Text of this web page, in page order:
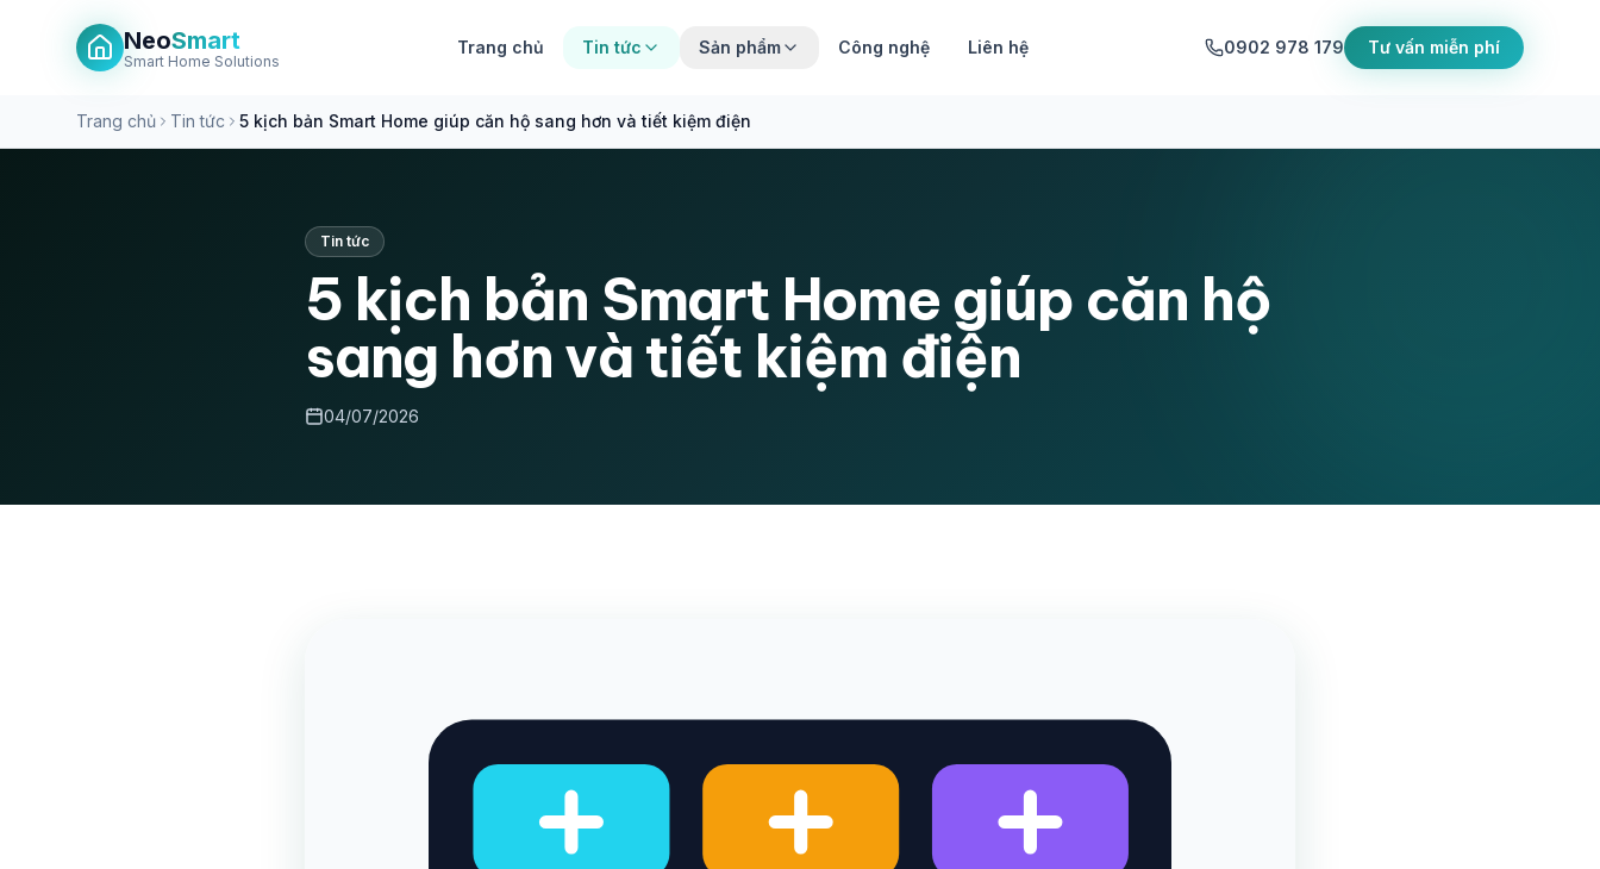
NeoSmart
Smart Home Solutions
Trang chủ Tin tức Sản phẩm Công nghệ Liên hệ 0902 978 179 Tư vấn miễn phí
Trang chủ Tin tức 5 kịch bản Smart Home giúp căn hộ sang hơn và tiết kiệm điện
Tin tức
5 kịch bản Smart Home giúp căn hộ
sang hơn và tiết kiệm điện
04/07/2026